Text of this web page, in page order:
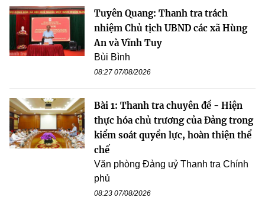
Tuyên Quang: Thanh tra trách
nhiệm Chủ tịch UBND các xã Hùng
An và Vĩnh Tuy
Bùi Bình
08:27 07/08/2026
Bài 1: Thanh tra chuyên đề - Hiện
thực hóa chủ trương của Đảng trong
kiểm soát quyền lực, hoàn thiện thể
chế
Văn phòng Đảng uỷ Thanh tra Chính
phủ
08:23 07/08/2026